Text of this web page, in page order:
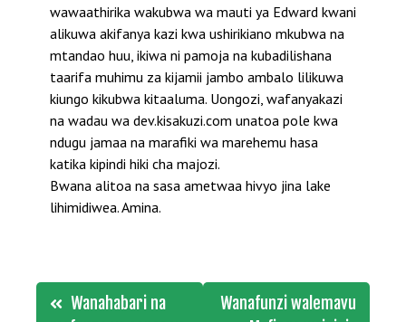
wawaathirika wakubwa wa mauti ya Edward kwani
alikuwa akifanya kazi kwa ushirikiano mkubwa na
mtandao huu, ikiwa ni pamoja na kubadilishana
taarifa muhimu za kijamii jambo ambalo lilikuwa
kiungo kikubwa kitaaluma. Uongozi, wafanyakazi
na wadau wa dev.kisakuzi.com unatoa pole kwa
ndugu jamaa na marafiki wa marehemu hasa
katika kipindi hiki cha majozi.
Bwana alitoa na sasa ametwaa hivyo jina lake
lihimidiwea. Amina.
PostWanahabari na
Wanafunzi walemavu